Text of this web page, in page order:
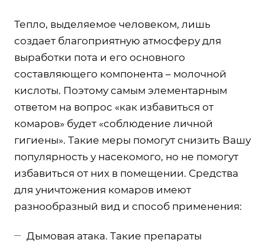
Тепло, выделяемое человеком, лишь
создает благоприятную атмосферу для
выработки пота и его основного
составляющего компонента – молочной
кислоты. Поэтому самым элементарным
ответом на вопрос «как избавиться от
комаров» будет «соблюдение личной
гигиены». Такие меры помогут снизить Вашу
популярность у насекомого, но не помогут
избавиться от них в помещении. Средства
для уничтожения комаров имеют
разнообразный вид и способ применения:
Дымовая атака. Такие препараты